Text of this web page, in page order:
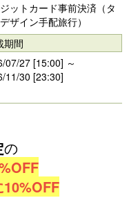
ットカード事前決済（タ
ザイン手配旅行）
期間
07/27 [15:00] ～
11/30 [23:30]
の